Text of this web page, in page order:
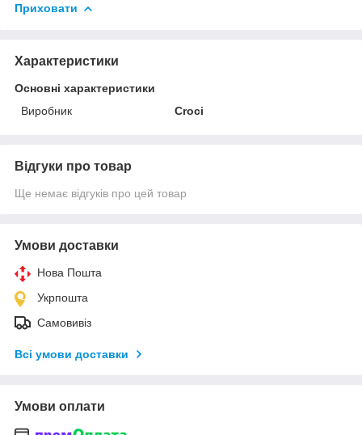
Приховати
Характеристики
Основні характеристики
Виробник
Croci
Відгуки про товар
Ще немає відгуків про цей товар
Умови доставки
Нова Пошта
Укрпошта
Самовивіз
Всі умови доставки
Умови оплати